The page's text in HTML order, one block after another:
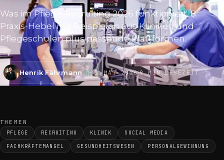
Was im Pflege-Recruiting 2026 funktioniert. 8
Praxis-Hebel mit Beispielen aus Kliniken und
Pflegeschulen plus passende Plattformen.
Henrik Fährmann 4. MAI 2026 9 MIN LESEZEIT
THEMEN
PFLEGE RECRUITING KLINIK SOCIAL MEDIA
FACHKRÄFTEMANGEL GESUNDHEITSWESEN PERSONALGEWINNUNG